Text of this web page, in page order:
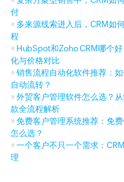
付
多来源线索进入后，CRM如
程
HubSpot和Zoho CRM哪个
化与价格对比
销售流程自动化软件推荐：
自动流转？
外贸客户管理软件怎么选？
款全流程解析
免费客户管理系统推荐：免
怎么选？
一个客户不只一个需求：
理